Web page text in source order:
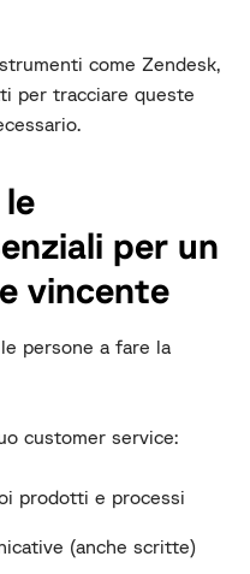
come Zendesk,
per tracciare queste
per un
vincente
persone a fare la
customer service:
prodotti e processi
(anche scritte)